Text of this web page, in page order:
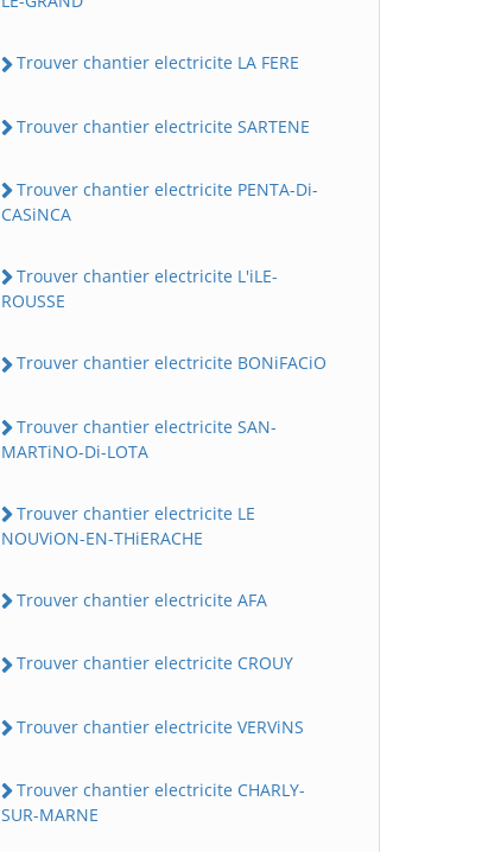
Trouver chantier electricite LA FERE
Trouver chantier electricite SARTENE
Trouver chantier electricite PENTA-Di-
CASiNCA
Trouver chantier electricite L'iLE-
ROUSSE
Trouver chantier electricite BONiFACiO
Trouver chantier electricite SAN-
MARTiNO-Di-LOTA
Trouver chantier electricite LE
NOUViON-EN-THiERACHE
Trouver chantier electricite AFA
Trouver chantier electricite CROUY
Trouver chantier electricite VERViNS
Trouver chantier electricite CHARLY-
SUR-MARNE